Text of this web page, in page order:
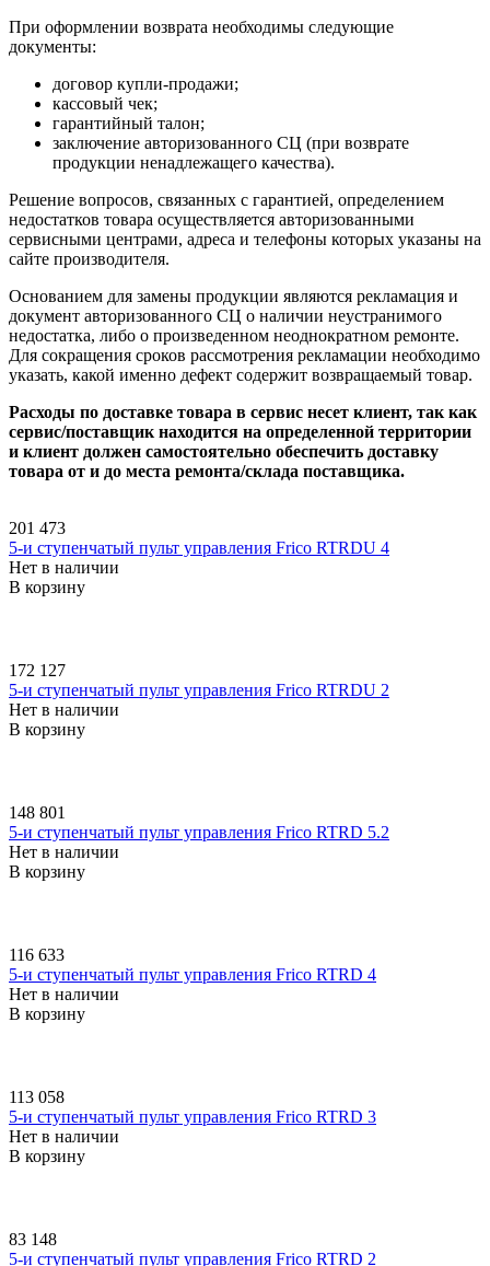
При оформлении возврата необходимы следующие
документы:
договор купли-продажи;
кассовый чек;
гарантийный талон;
заключение авторизованного СЦ (при возврате
продукции ненадлежащего качества).
Решение вопросов, связанных с гарантией, определением
недостатков товара осуществляется авторизованными
сервисными центрами, адреса и телефоны которых указаны на
сайте производителя.
Основанием для замены продукции являются рекламация и
документ авторизованного СЦ о наличии неустранимого
недостатка, либо о произведенном неоднократном ремонте.
Для сокращения сроков рассмотрения рекламации необходимо
указать, какой именно дефект содержит возвращаемый товар.
Расходы по доставке товара в сервис несет клиент, так как
сервис/поставщик находится на определенной территории
и клиент должен самостоятельно обеспечить доставку
товара от и до места ремонта/склада поставщика.
201 473
5-и ступенчатый пульт управления Frico RTRDU 4
Нет в наличии
В корзину
172 127
5-и ступенчатый пульт управления Frico RTRDU 2
Нет в наличии
В корзину
148 801
5-и ступенчатый пульт управления Frico RTRD 5.2
Нет в наличии
В корзину
116 633
5-и ступенчатый пульт управления Frico RTRD 4
Нет в наличии
В корзину
113 058
5-и ступенчатый пульт управления Frico RTRD 3
Нет в наличии
В корзину
83 148
5-и ступенчатый пульт управления Frico RTRD 2